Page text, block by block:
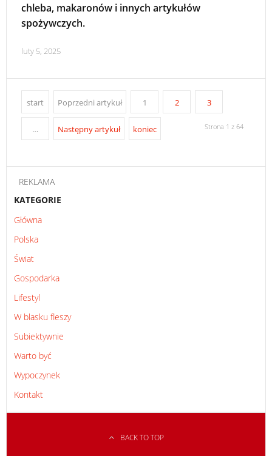
chleba, makaronów i innych artykułów
spożywczych.
luty 5, 2025
start Poprzedni artykuł 1 2 3
… Następny artykuł koniec Strona 1 z 64
REKLAMA
KATEGORIE
Główna
Polska
Świat
Gospodarka
Lifestyl
W blasku fleszy
Subiektywnie
Warto być
Wypoczynek
Kontakt
BACK TO TOP